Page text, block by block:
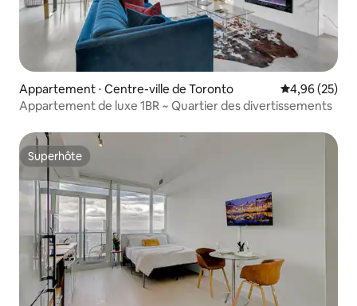
Appartement ⋅ Centre-ville de Toronto Évaluation
4,96 (25)
Appartement de luxe 1BR ~ Quartier des divertissements
Superhôte
Superhôte